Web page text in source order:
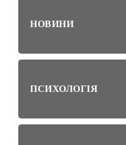
НОВИНИ
ПСИХОЛОГІЯ